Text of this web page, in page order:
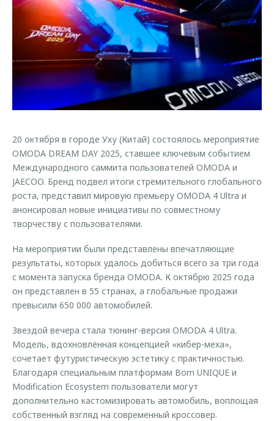
Страхование
Кредитный калькулятор
Одежда и сувениры
Оригинальные аксессуары
Запчасти
Трейд-ин
Калькулятор трейд-ин
Клиентская поддержка
O&J Автоклуб
Клуб владельцев OMODA
Приложение O&J
Аксессуары
Оригинальные аксессуары
Запчасти
Обратная связь
20 октября в городе Уху (Китай) состоялось мероприятие
OMODA DREAM DAY 2025, ставшее ключевым событием
Международного саммита пользователей OMODA и
JAECOO. Бренд подвел итоги стремительного глобального
роста, представил мировую премьеру OMODA 4 Ultra и
анонсировал новые инициативы по совместному
творчеству с пользователями.
На мероприятии были представлены впечатляющие
результаты, которых удалось добиться всего за три года
с момента запуска бренда OMODA. К октябрю 2025 года
он представлен в 55 странах, а глобальные продажи
превысили 650 000 автомобилей.
Звездой вечера стала тюнинг-версия OMODA 4 Ultra.
Модель, вдохновлённая концепцией «кибер-меха»,
сочетает футуристическую эстетику с практичностью.
Благодаря специальным платформам Born UNIQUE и
Modification Ecosystem пользователи могут
дополнительно кастомизировать автомобиль, воплощая
собственный взгляд на современный кроссовер.